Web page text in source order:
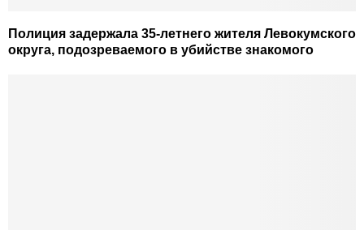
Полиция задержала 35-летнего жителя Левокумского
округа, подозреваемого в убийстве знакомого